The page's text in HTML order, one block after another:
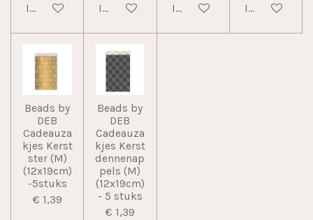
In winkelwagenIn winkelwagenIn winkelwagenIn
Beads by
DEB
Cadeauza
kjes Kerst
ster (M)
(12x19cm)
-5stuks
€ 1,39
Beads by
DEB
Cadeauza
kjes Kerst
dennenap
pels (M)
(12x19cm)
- 5 stuks
€ 1,39